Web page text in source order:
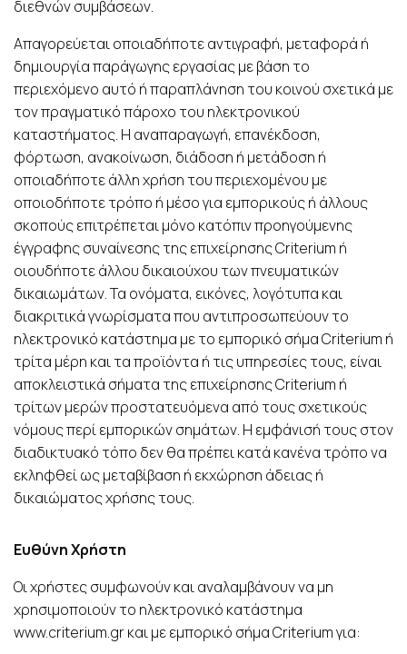
διεθνών συμβάσεων.
Απαγορεύεται οποιαδήποτε αντιγραφή, μεταφορά ή
δημιουργία παράγωγης εργασίας με βάση το
περιεχόμενο αυτό ή παραπλάνηση του κοινού σχετικά με
τον πραγματικό πάροχο του ηλεκτρονικού
καταστήματος. Η αναπαραγωγή, επανέκδοση,
φόρτωση, ανακοίνωση, διάδοση ή μετάδοση ή
οποιαδήποτε άλλη χρήση του περιεχομένου με
οποιοδήποτε τρόπο ή μέσο για εμπορικούς ή άλλους
σκοπούς επιτρέπεται μόνο κατόπιν προηγούμενης
έγγραφης συναίνεσης της επιχείρησης Criterium ή
οιουδήποτε άλλου δικαιούχου των πνευματικών
δικαιωμάτων. Τα ονόματα, εικόνες, λογότυπα και
διακριτικά γνωρίσματα που αντιπροσωπεύουν το
ηλεκτρονικό κατάστημα με το εμπορικό σήμα Criterium ή
τρίτα μέρη και τα προϊόντα ή τις υπηρεσίες τους, είναι
αποκλειστικά σήματα της επιχείρησης Criterium ή
τρίτων μερών προστατευόμενα από τους σχετικούς
νόμους περί εμπορικών σημάτων. Η εμφάνισή τους στον
διαδικτυακό τόπο δεν θα πρέπει κατά κανένα τρόπο να
εκληφθεί ως μεταβίβαση ή εκχώρηση άδειας ή
δικαιώματος χρήσης τους.
Ευθύνη Χρήστη
Οι χρήστες συμφωνούν και αναλαμβάνουν να μη
χρησιμοποιούν τo ηλεκτρονικό κατάστημα
www.criterium.gr και με εμπορικό σήμα Criterium για: